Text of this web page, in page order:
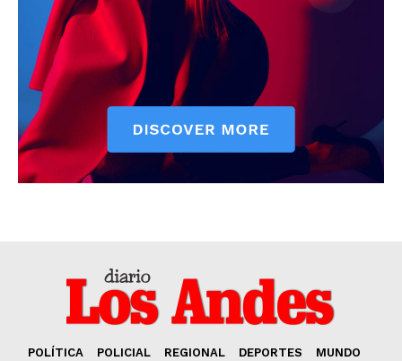
POLÍTICA POLICIAL REGIONAL DEPORTES
MUNDO